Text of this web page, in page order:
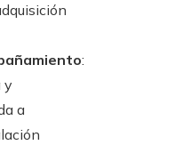
:
y
a